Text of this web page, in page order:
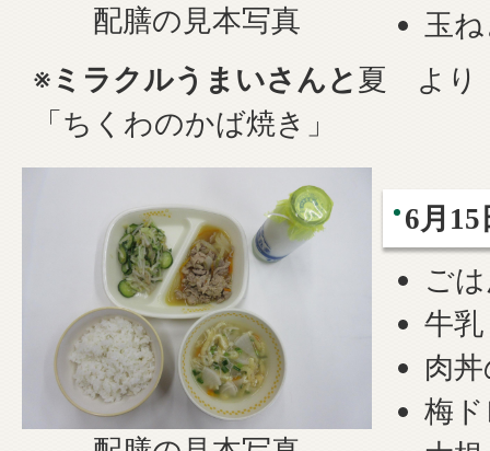
配膳の見本写真
玉
※ ミラクルうまいさんと夏 より
「ちくわのかば焼き」
6月
ご
牛乳
肉
梅